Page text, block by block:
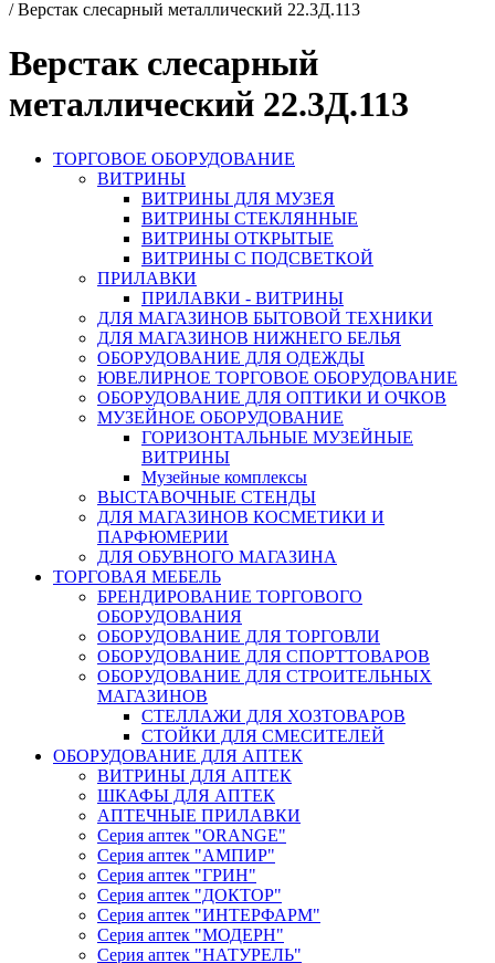
/ Верстак слесарный металлический 22.3Д.113
Верстак слесарный
металлический 22.3Д.113
ТОРГОВОЕ ОБОРУДОВАНИЕ
ВИТРИНЫ
ВИТРИНЫ ДЛЯ МУЗЕЯ
ВИТРИНЫ СТЕКЛЯННЫЕ
ВИТРИНЫ ОТКРЫТЫЕ
ВИТРИНЫ С ПОДСВЕТКОЙ
ПРИЛАВКИ
ПРИЛАВКИ - ВИТРИНЫ
ДЛЯ МАГАЗИНОВ БЫТОВОЙ ТЕХНИКИ
ДЛЯ МАГАЗИНОВ НИЖНЕГО БЕЛЬЯ
ОБОРУДОВАНИЕ ДЛЯ ОДЕЖДЫ
ЮВЕЛИРНОЕ ТОРГОВОЕ ОБОРУДОВАНИЕ
ОБОРУДОВАНИЕ ДЛЯ ОПТИКИ И ОЧКОВ
МУЗЕЙНОЕ ОБОРУДОВАНИЕ
ГОРИЗОНТАЛЬНЫЕ МУЗЕЙНЫЕ
ВИТРИНЫ
Музейные комплексы
ВЫСТАВОЧНЫЕ СТЕНДЫ
ДЛЯ МАГАЗИНОВ КОСМЕТИКИ И
ПАРФЮМЕРИИ
ДЛЯ ОБУВНОГО МАГАЗИНА
ТОРГОВАЯ МЕБЕЛЬ
БРЕНДИРОВАНИЕ ТОРГОВОГО
ОБОРУДОВАНИЯ
ОБОРУДОВАНИЕ ДЛЯ ТОРГОВЛИ
ОБОРУДОВАНИЕ ДЛЯ СПОРТТОВАРОВ
ОБОРУДОВАНИЕ ДЛЯ СТРОИТЕЛЬНЫХ
МАГАЗИНОВ
СТЕЛЛАЖИ ДЛЯ ХОЗТОВАРОВ
СТОЙКИ ДЛЯ СМЕСИТЕЛЕЙ
ОБОРУДОВАНИЕ ДЛЯ АПТЕК
ВИТРИНЫ ДЛЯ АПТЕК
ШКАФЫ ДЛЯ АПТЕК
АПТЕЧНЫЕ ПРИЛАВКИ
Серия аптек "ORANGE"
Серия аптек "АМПИР"
Серия аптек "ГРИН"
Серия аптек "ДОКТОР"
Серия аптек "ИНТЕРФАРМ"
Серия аптек "МОДЕРН"
Серия аптек "НАТУРЕЛЬ"